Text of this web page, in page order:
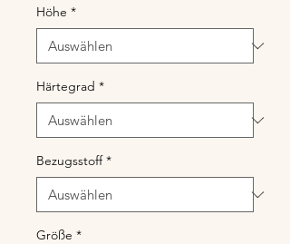
Höhe *
Härtegrad *
Bezugsstoff *
Größe *